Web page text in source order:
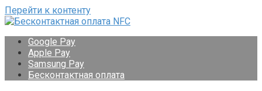
Перейти к контенту
Google Pay
Apple Pay
Samsung Pay
Бесконтактная оплата